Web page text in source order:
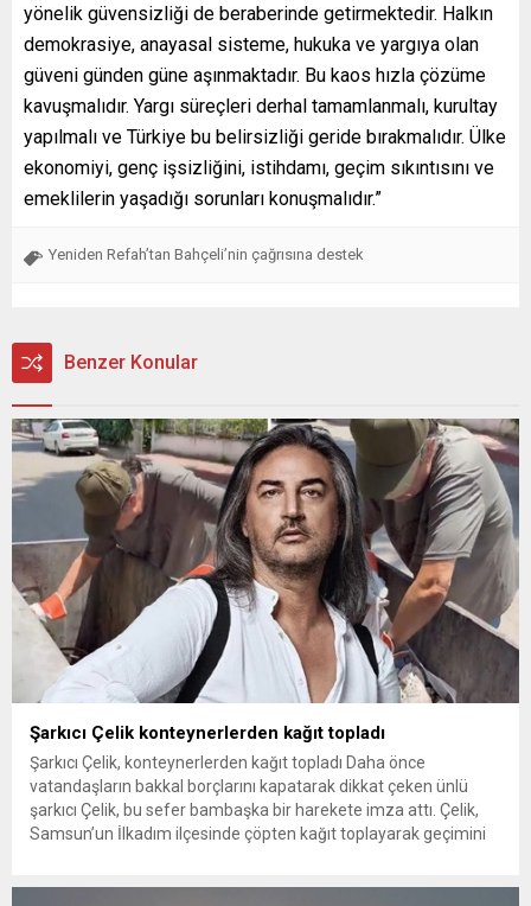
yönelik güvensizliği de beraberinde getirmektedir. Halkın
demokrasiye, anayasal sisteme, hukuka ve yargıya olan
güveni günden güne aşınmaktadır. Bu kaos hızla çözüme
kavuşmalıdır. Yargı süreçleri derhal tamamlanmalı, kurultay
yapılmalı ve Türkiye bu belirsizliği geride bırakmalıdır. Ülke
ekonomiyi, genç işsizliğini, istihdamı, geçim sıkıntısını ve
emeklilerin yaşadığı sorunları konuşmalıdır.”
Yeniden Refah’tan Bahçeli’nin çağrısına destek
Benzer Konular
Şarkıcı Çelik konteynerlerden kağıt topladı
Şarkıcı Çelik, konteynerlerden kağıt topladı Daha önce
vatandaşların bakkal borçlarını kapatarak dikkat çeken ünlü
şarkıcı Çelik, bu sefer bambaşka bir harekete imza attı. Çelik,
Samsun’un İlkadım ilçesinde çöpten kağıt toplayarak geçimini